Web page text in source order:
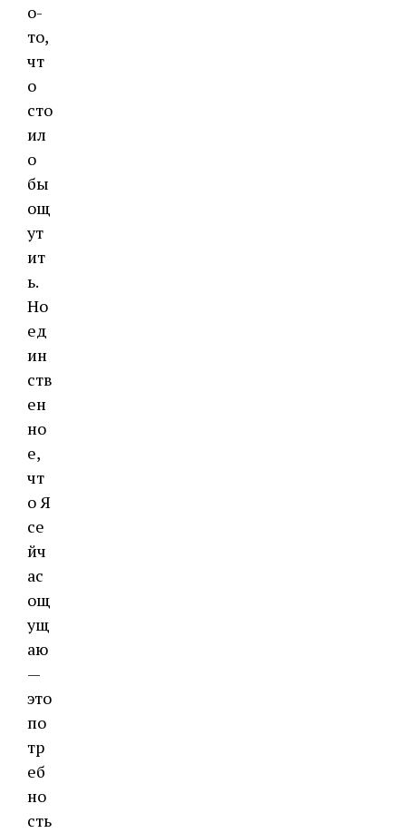
о-
то,
чт
о
сто
ил
о
бы
ощ
ут
ит
ь.
Но
ед
ин
ств
ен
но
е,
чт
о Я
се
йч
ас
ощ
ущ
аю
—
это
по
тр
еб
но
сть